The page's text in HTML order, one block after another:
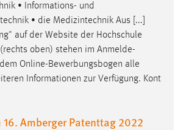
• Informations- und
• die Medizintechnik Aus [...]
auf der Website der Hochschule
oben) stehen im Anmelde-
Online-Bewerbungsbogen alle
Informationen zur Verfügung. Kont
16. Amberger Patenttag 2022